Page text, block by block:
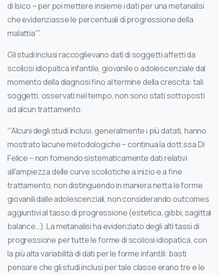
di Isico – per poi mettere insieme i dati per una metanalisi
che evidenziasse le percentuali di progressione della
malattia””.
Gli studi inclusi raccoglievano dati di soggetti affetti da
scoliosi idiopatica infantile, giovanile o adolescenziale dal
momento della diagnosi fino al termine della crescita: tali
soggetti, osservati nel tempo, non sono stati sottoposti
ad alcun trattamento.
“”Alcuni degli studi inclusi, generalmente i più datati, hanno
mostrato lacune metodologiche – continua la dott.ssa Di
Felice – non fornendo sistematicamente dati relativi
all'ampiezza delle curve scoliotiche a inizio e a fine
trattamento, non distinguendo in maniera netta le forme
giovanili dalle adolescenziali, non considerando outcomes
aggiuntivi al tasso di progressione (estetica, gibbi, sagittal
balance…). La metanalisi ha evidenziato degli alti tassi di
progressione per tutte le forme di scoliosi idiopatica, con
la più alta variabilità di dati per le forme infantili: basti
pensare che gli studi inclusi per tale classe erano tre e le